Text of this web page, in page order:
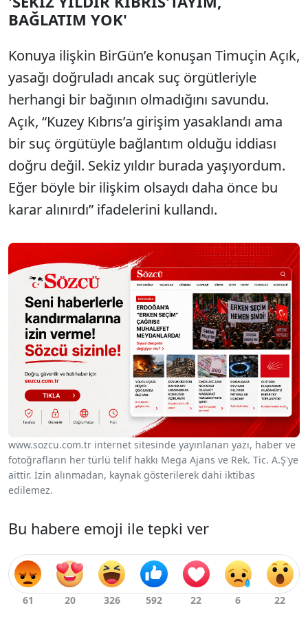
BAĞLATIM YOK'
Konuya ilişkin BirGün’e konuşan Timuçin Açık,
yasağı doğruladı ancak suç örgütleriyle
herhangi bir bağının olmadığını savundu.
Açık, “Kuzey Kıbrıs’a girişim yasaklandı ama
bir suç örgütüyle bağlantım olduğu iddiası
doğru değil. Sekiz yıldır burada yaşıyordum.
Eğer böyle bir ilişkim olsaydı daha önce bu
karar alınırdı” ifadelerini kullandı.
www.sozcu.com.tr internet sitesinde yayınlanan yazı, haber ve
fotoğrafların her türlü telif hakkı Mega Ajans ve Rek. Tic. A.Ş'ye
aittir. İzin alınmadan, kaynak gösterilerek dahi iktibas
edilemez.
Bu habere emoji ile tepki ver